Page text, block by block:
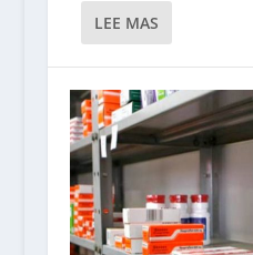
LEE MAS